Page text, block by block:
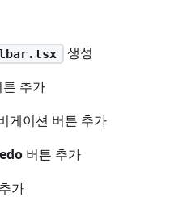
생성
튼 추가
게이션 버튼 추가
버튼 추가
가